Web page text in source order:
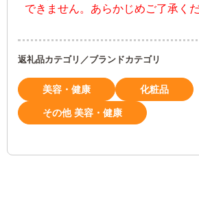
できません。あらかじめご了承くだ
返礼品カテゴリ／ブランドカテゴリ
美容・健康 化粧品
その他 美容・健康